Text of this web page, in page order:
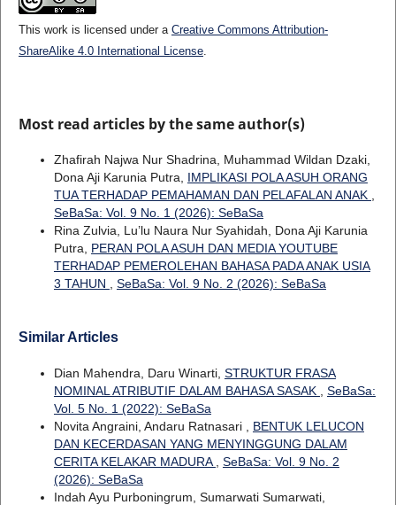
This work is licensed under a Creative Commons Attribution-
ShareAlike 4.0 International License.
Most read articles by the same author(s)
Zhafirah Najwa Nur Shadrina, Muhammad Wildan Dzaki,
Dona Aji Karunia Putra, IMPLIKASI POLA ASUH ORANG
TUA TERHADAP PEMAHAMAN DAN PELAFALAN ANAK
SeBaSa: Vol. 9 No. 1 (2026): SeBaSa
Rina Zulvia, Lu’lu Naura Nur Syahidah, Dona Aji Karunia
Putra, PERAN POLA ASUH DAN MEDIA YOUTUBE
TERHADAP PEMEROLEHAN BAHASA PADA ANAK USIA
3 TAHUN
SeBaSa: Vol. 9 No. 2 (2026): SeBaSa
Similar Articles
Dian Mahendra, Daru Winarti, STRUKTUR FRASA
NOMINAL ATRIBUTIF DALAM BAHASA SASAK
SeBaSa:
Vol. 5 No. 1 (2022): SeBaSa
Novita Angraini, Andaru Ratnasari , BENTUK LELUCON
DAN KECERDASAN YANG MENYINGGUNG DALAM
CERITA KELAKAR MADURA
SeBaSa: Vol. 9 No. 2
(2026): SeBaSa
Indah Ayu Purboningrum, Sumarwati Sumarwati,